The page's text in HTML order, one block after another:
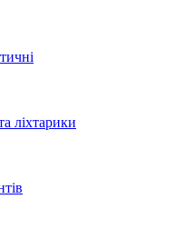
ліхтарики